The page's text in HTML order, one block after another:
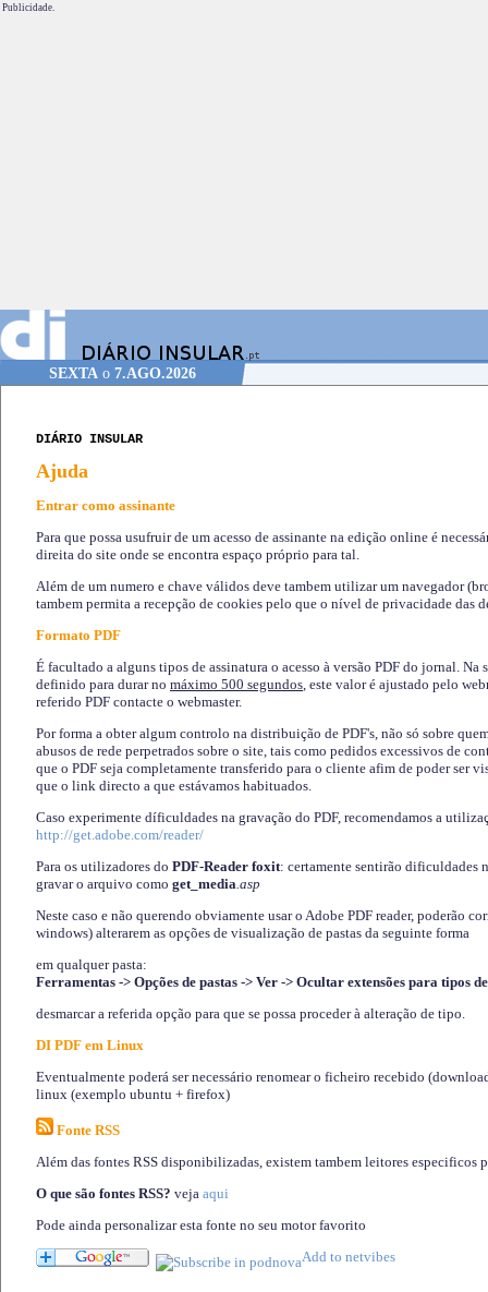
Publicidade.
SEXTA o 7.AGO.2026
DIÁRIO INSULAR
Ajuda
Entrar como assinante
Para que possa usufruir de um acesso de assinante na edição online é
direita do site onde se encontra espaço próprio para tal.
Além de um numero e chave válidos deve tambem utilizar um navegador
tambem permita a recepção de cookies pelo que o nível de privacidade das
Formato PDF
É facultado a alguns tipos de assinatura o acesso à versão PDF do jornal. Na
definido para durar no máximo 500 segundos, este valor é ajustado pelo
referido PDF contacte o webmaster.
Por forma a obter algum controlo na distribuição de PDF's, não só sobre
abusos de rede perpetrados sobre o site, tais como pedidos excessivos de
que o PDF seja completamente transferido para o cliente afim de poder ser
que o link directo a que estávamos habituados.
Caso experimente díficuldades na gravação do PDF, recomendamos a
http://get.adobe.com/reader/
Para os utilizadores do PDF-Reader foxit: certamente sentirão dificuldades
gravar o arquivo como get_media.asp
Neste caso e não querendo obviamente usar o Adobe PDF reader, poderão
windows) alterarem as opções de visualização de pastas da seguinte forma
em qualquer pasta:
Ferramentas -> Opções de pastas -> Ver -> Ocultar extensões para tipos
desmarcar a referida opção para que se possa proceder à alteração de tipo.
DI PDF em Linux
Eventualmente poderá ser necessário renomear o ficheiro recebido
linux (exemplo ubuntu + firefox)
Fonte RSS
Além das fontes RSS disponibilizadas, existem tambem leitores especificos
O que são fontes RSS? veja aqui
Pode ainda personalizar esta fonte no seu motor favorito